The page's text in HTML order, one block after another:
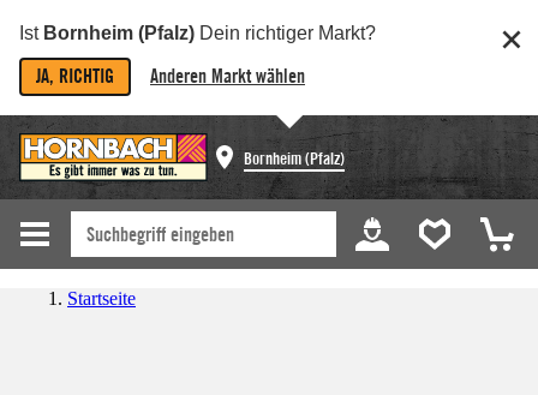
Ist Bornheim (Pfalz) Dein richtiger Markt?
JA, RICHTIG Anderen Markt wählen
Bornheim (Pfalz)
Startseite